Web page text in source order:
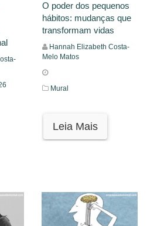
O poder dos pequenos
hábitos: mudanças que
transformam vidas
Hannah Elizabeth Costa-
Melo Matos
Mural
Leia Mais